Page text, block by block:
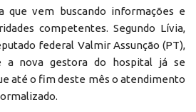
que vem buscando informações e
competentes. Segundo Lívia,
federal Valmir Assunção (PT),
a nova gestora do hospital já se
até o fim deste mês o atendimento